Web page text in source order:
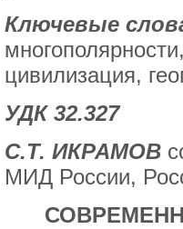
Ключевые
цивилизация,
УДК 32.327
С.Т. ИКРАМОВ
МИД России,